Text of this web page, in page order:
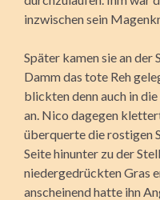
inzwischen sein
Später kamen sie an
Damm das tote Reh
blickten denn auch in
an. Nico dagegen
überquerte die rostigen
Seite hinunter zu der
niedergedrückten Gras
anscheinend hatte ihn